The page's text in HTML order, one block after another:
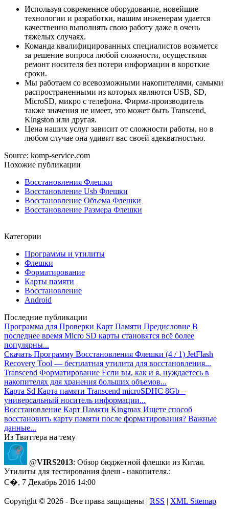
Используя современное оборудование, новейшие
технологии и разработки, нашим инженерам удается
качественно выполнять свою работу даже в очень
тяжелых случаях.
Команда квалифицированных специалистов возьмется
за решение вопроса любой сложности, осуществляя
ремонт носителя без потери информации в короткие
сроки.
Мы работаем со всевозможными накопителями, самыми
распространенными из которых являются USB, SD,
MicroSD, микро с телефона. Фирма-производитель
также значения не имеет, это может быть Transcend,
Kingston или другая.
Цена наших услуг зависит от сложности работы, но в
любом случае она удивит вас своей адекватностью.
Source: komp-service.com
Похожие публикации
Восстановления Флешки
Восстановление Usb Флешки
Восстановление Объема Флешки
Восстановление Размера Флешки
Категории
Программы и утилиты
Флешки
Форматирование
Карты памяти
Восстановление
Android
Последние публикации
Программа для Проверки Карт Памяти Предисловие В
последнее время Micro SD карты становятся всё более
популярны...
Скачать Программу Восстановления Флешки (4 / 1) JetFlash
Recovery Tool — бесплатная утилита для восстановления...
Transcend Форматирование Если вы, как и я, нуждаетесь в
накопителях для хранения больших объемов...
Карта Sd Карта памяти Transcend microSDHC 8Gb –
универсальный носитель информации...
Восстановление Карт Памяти Kingmax Ищете способ
восстановить карту памяти после форматирования? Важные
данные...
Из Твиттера на тему
@VIRS2013: Обзор бюджетной флешки из Китая.
Утилиты для тестирования флеш - накопителя.:
С�, 7 Декабрь 2016 14:00
Copyright © 2026 - Все права защищены | RSS | XML Sitemap